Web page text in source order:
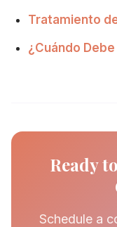
Tratamiento
¿Cuándo
Ready
Schedule a